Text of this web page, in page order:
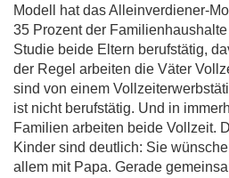
Modell hat das Alleinverdiener-
35 Prozent der
Studie beide Eltern berufstätig,
der Regel arbeiten die Väter
sind von einem
ist nicht berufstätig. Und in
Familien arbeiten beide Vollzeit.
Kinder sind deutlich: Sie
allem mit Papa. Gerade